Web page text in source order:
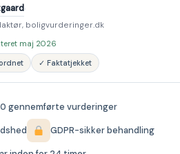
·
boligvurderinger.dk
maj 2026
✓ Faktatjekket
gennemførte vurderinger
GDPR-sikker behandling